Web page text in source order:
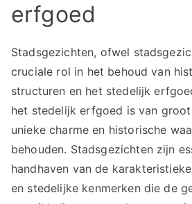
erfgoed
Stadsgezichten, ofwel
cruciale rol in het behoud van
structuren en het stedelijk
het stedelijk erfgoed is van
unieke charme en historische
behouden. Stadsgezichten zijn
handhaven van de
en stedelijke kenmerken die de